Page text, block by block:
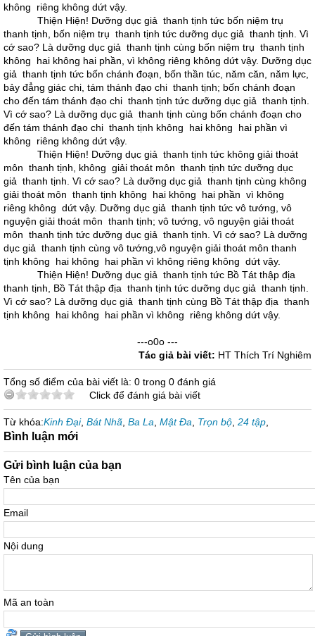
không riêng không dứt vậy.
Thiện Hiện! Dưỡng dục giả thanh tịnh tức bốn niệm trụ
thanh tịnh, bốn niệm trụ thanh tịnh tức dưỡng dục giả thanh tịnh. Vì
cớ sao? Là dưỡng dục giả thanh tịnh cùng bốn niệm trụ thanh tịnh
không hai không hai phần, vì không riêng không dứt vậy. Dưỡng dục
giả thanh tịnh tức bốn chánh đoạn, bốn thần túc, năm căn, năm lực,
bảy đẳng giác chi, tám thánh đạo chi thanh tịnh; bốn chánh đoạn
cho đến tám thánh đạo chi thanh tịnh tức dưỡng dục giả thanh tịnh.
Vì cớ sao? Là dưỡng dục giả thanh tịnh cùng bốn chánh đoạn cho
đến tám thánh đạo chi thanh tịnh không hai không hai phần vì
không riêng không dứt vậy.
Thiện Hiện! Dưỡng dục giả thanh tịnh tức không giải thoát
môn thanh tịnh, không giải thoát môn thanh tịnh tức dưỡng dục
giả thanh tịnh. Vì cớ sao? Là dưỡng dục giả thanh tịnh cùng không
giải thoát môn thanh tịnh không hai không hai phần vì không
riêng không dứt vậy. Dưỡng dục giả thanh tịnh tức vô tướng, vô
nguyện giải thoát môn thanh tịnh; vô tướng, vô nguyện giải thoát
môn thanh tịnh tức dưỡng dục giả thanh tịnh. Vì cớ sao? Là dưỡng
dục giả thanh tịnh cùng vô tướng,vô nguyện giải thoát môn thanh
tịnh không hai không hai phần vì không riêng không dứt vậy.
Thiện Hiện! Dưỡng dục giả thanh tịnh tức Bồ Tát thập địa
thanh tịnh, Bồ Tát thập địa thanh tịnh tức dưỡng dục giả thanh tịnh.
Vì cớ sao? Là dưỡng dục giả thanh tịnh cùng Bồ Tát thập địa thanh
tịnh không hai không hai phần vì không riêng không dứt vậy.
---o0o ---
Tác giả bài viết: HT Thích Trí Nghiêm
Tổng số điểm của bài viết là: 0 trong 0 đánh giá
Click để đánh giá bài viết
Từ khóa:Kinh Đại, Bát Nhã Ba La Mật Đa Trọn bộ 24 tập
Bình luận mới
Gửi bình luận của bạn
Tên của bạn
Email
Nội dung
Mã an toàn